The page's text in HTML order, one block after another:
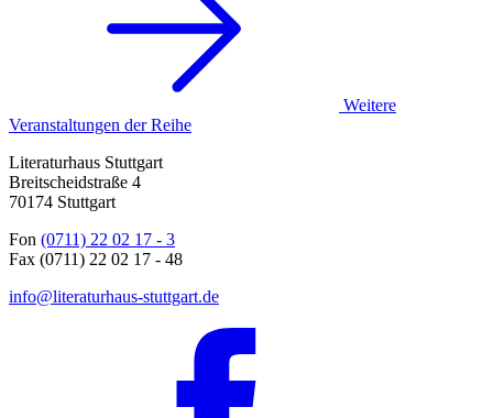
Weitere
Veranstaltungen der Reihe
Literaturhaus Stuttgart
Breitscheidstraße 4
70174 Stuttgart
Fon (0711) 22 02 17 - 3
Fax (0711) 22 02 17 - 48
info@literaturhaus-stuttgart.de